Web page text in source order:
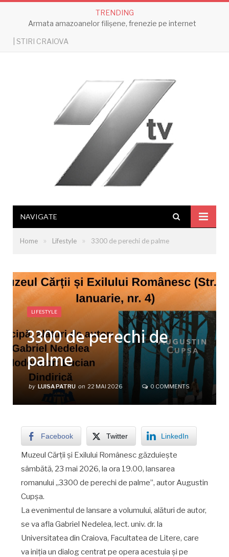
TRENDING
Armata amazoanelor filișene, frenezie pe internet
| STIRI CRAIOVA
NAVIGATE
Home » Lifestyle » 3300 de perechi de palme
LIFESTYLE
3300 de perechi de
palme
by LUISA PATRU on 22 MAI 2026 0 COMMENTS
Facebook Twitter LinkedIn
Muzeul Cărții și Exilului Românesc găzduiește
sâmbătă, 23 mai 2026, la ora 19.00, lansarea
romanului „3300 de perechi de palme”, autor Augustin
Cupșa.
La evenimentul de lansare a volumului, alături de autor,
se va afla Gabriel Nedelea, lect. univ. dr. la
Universitatea din Craiova, Facultatea de Litere, care
va iniția un dialog centrat pe opera acestuia și pe